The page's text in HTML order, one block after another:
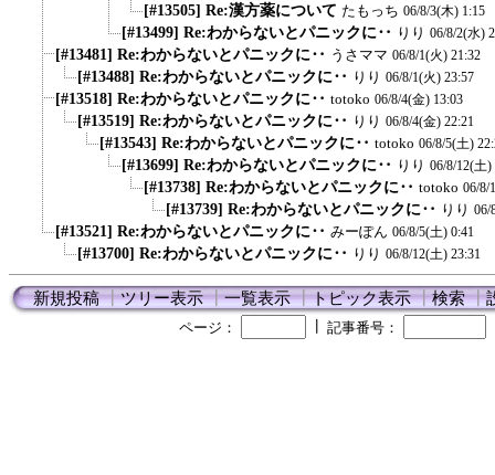
[#13505] Re:漢方薬について たもっち 06/8/3(木) 1:15
[#13499] Re:わからないとパニックに‥ りり 06/8/2(水)
[#13481] Re:わからないとパニックに‥ うさママ 06/8/1(火) 21:32
[#13488] Re:わからないとパニックに‥ りり 06/8/1(火) 23:57
[#13518] Re:わからないとパニックに‥ totoko 06/8/4(金) 13:03
[#13519] Re:わからないとパニックに‥ りり 06/8/4(金) 22:21
[#13543] Re:わからないとパニックに‥ totoko 06/8/5(土)
[#13699] Re:わからないとパニックに‥ りり 06/8/12(土)
[#13738] Re:わからないとパニックに‥ totoko 06/8/
[#13739] Re:わからないとパニックに‥ りり 06/
[#13521] Re:わからないとパニックに‥ みーぽん 06/8/5(土) 0:41
[#13700] Re:わからないとパニックに‥ りり 06/8/12(土) 23:31
新規投稿┃ツリー表示┃一覧表示┃トピック表示┃検索┃
ページ： 記事番号：